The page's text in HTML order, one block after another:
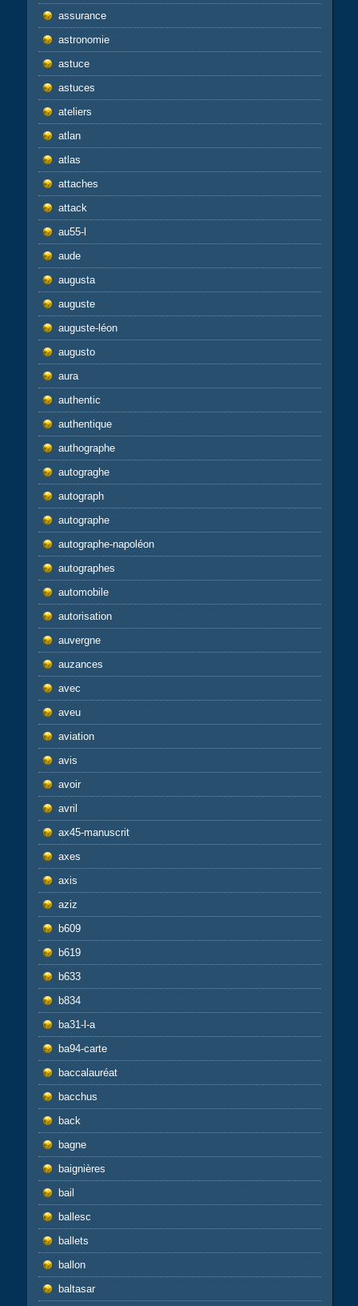
assurance
astronomie
astuce
astuces
ateliers
atlan
atlas
attaches
attack
au55-l
aude
augusta
auguste
auguste-léon
augusto
aura
authentic
authentique
authographe
autograghe
autograph
autographe
autographe-napoléon
autographes
automobile
autorisation
auvergne
auzances
avec
aveu
aviation
avis
avoir
avril
ax45-manuscrit
axes
axis
aziz
b609
b619
b633
b834
ba31-l-a
ba94-carte
baccalauréat
bacchus
back
bagne
baignières
bail
ballesc
ballets
ballon
baltasar